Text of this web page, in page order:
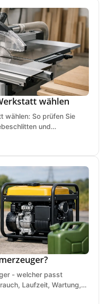
wählen
wählen: So prüfen Sie
und
- welcher passt
Laufzeit, Wartung,